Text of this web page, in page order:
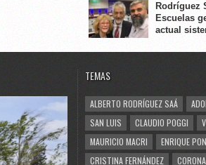
Rodríguez
Escuelas
actual
TEMAS
ALBERTO RODRÍGUEZ SAÁ
SAN LUIS
CLAUDIO POGGI
MAURICIO MACRI
ENRIQUE
CRISTINA FERNÁNDEZ